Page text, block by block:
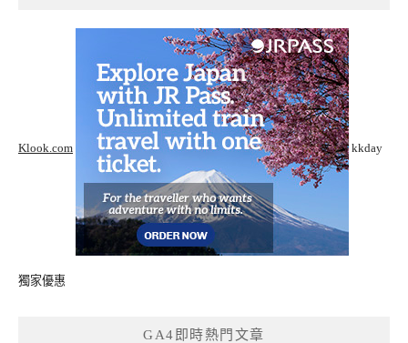
Klook.com kkday
獨家優惠
GA4即時熱門文章